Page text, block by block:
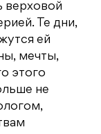
верховой
Те дни,
ей
мечты,
этого
не